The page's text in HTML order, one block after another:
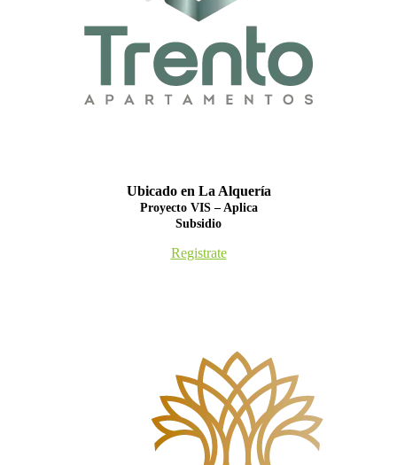
Ubicado en La Alquería
Proyecto VIS – Aplica
Subsidio
Registrate